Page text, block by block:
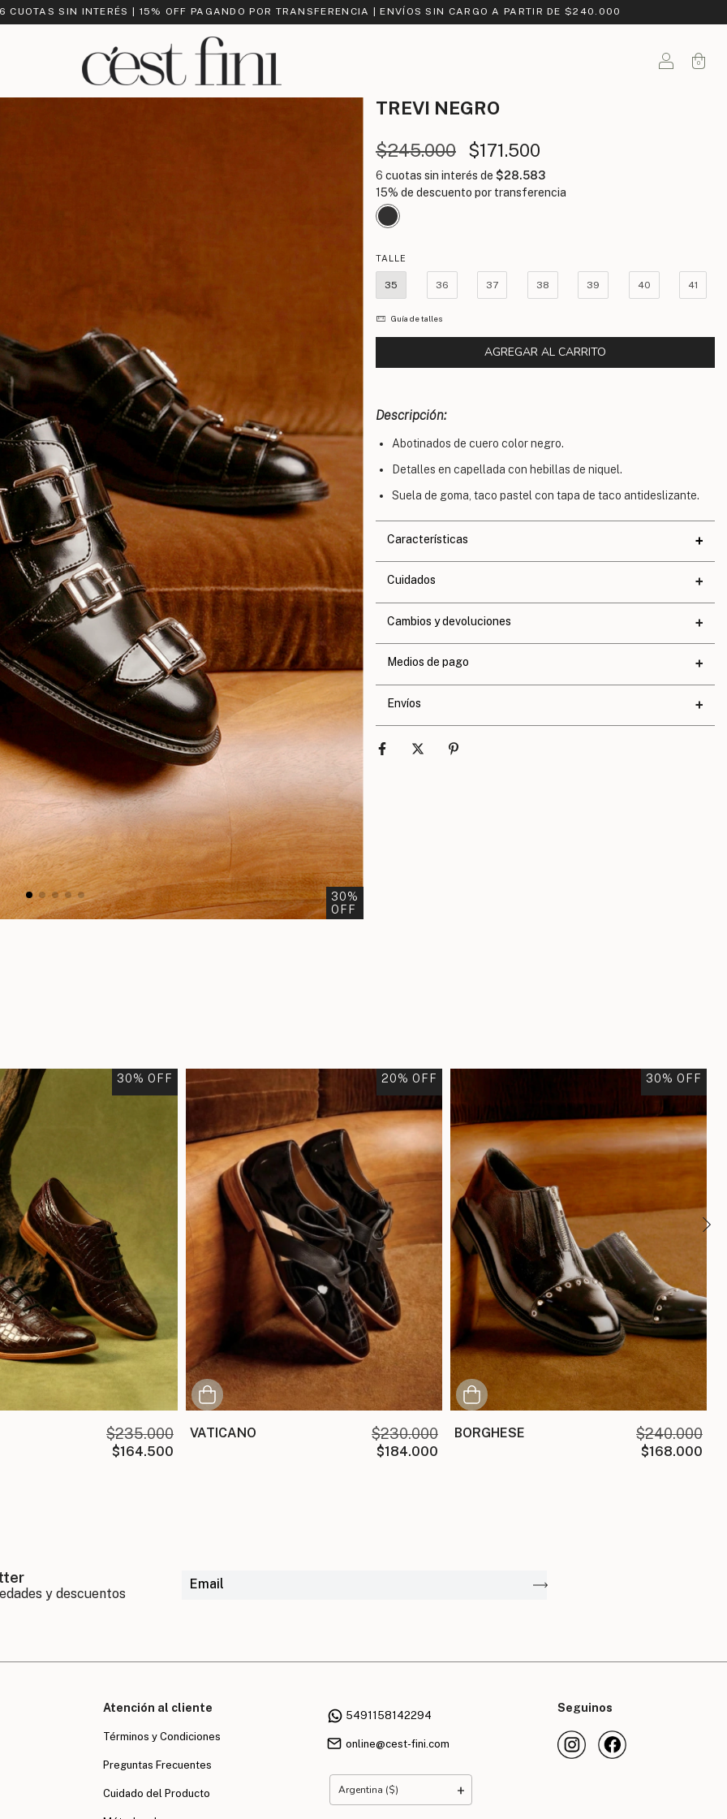
SIN INTERÉS | 15% OFF PAGANDO POR TRANSFERENCIA | ENVÍOS SIN CARGO A PARTIR DE $240.000
0
30%
OFF
TREVI
NEGRO
$245.000
$171.500
6 cuotas sin interés de $28.583
TALLE
35 36 37 38 39 40 41
Guía de talles
Descripción:
Abotinados de cuero color negro.
Detalles en capellada con hebillas de niquel.
Suela de goma, taco pastel con tapa de taco antideslizante.
Características
Cuero
Altura de taco
3 cm.
Altura de base
1 cm.
Calce
Exacto
Cuidados
Cambios y devoluciones
Medios de pago
Envíos
30% OFF
$235.000
$164.500
20% OFF
VATICANO $230.000
$184.000
30% OFF
BORGHESE $240.000
$168.000
Atención al cliente
Términos y Condiciones
Preguntas Frecuentes
Cuidado del Producto
5491158142294
online@cest-fini.com
Seguinos